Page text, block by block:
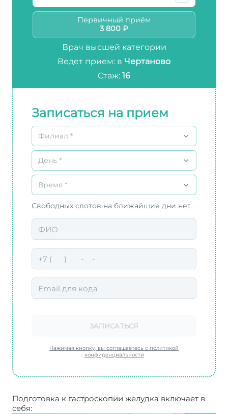
Первичный приём
3 800 ₽
Врач высшей категории
Ведет прием: в Чертаново
Стаж: 16
Записаться на прием
Филиал *
День *
Время *
Свободных слотов на ближайшие дни нет.
ЗАПИСАТЬСЯ
Нажимая кнопку, вы соглашаетесь с политикой
конфиденциальности
Подготовка к гастроскопии желудка включает в
себя: